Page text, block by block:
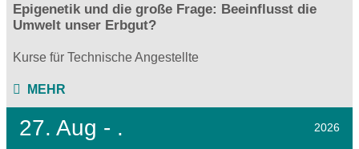
Epigenetik und die große Frage: Beeinflusst die
Umwelt unser Erbgut?
Kurse für Technische Angestellte
MEHR
27. Aug - . 2026